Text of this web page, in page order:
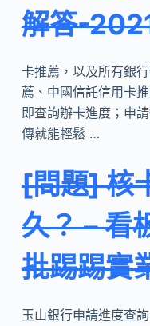
解答-
卡推薦，以及所有銀
薦、中國信託信用卡
即查詢辦卡進度；申
傳就能輕鬆 …
[問題] 核
久？ –
批踢踢實
玉山銀行申請進度查